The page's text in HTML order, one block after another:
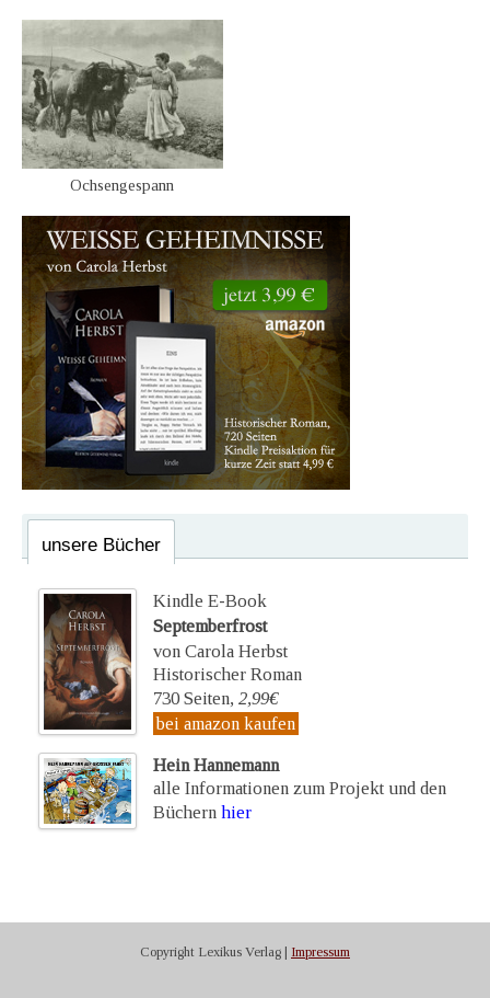
Ochsengespann
unsere Bücher
Kindle E-Book
Septemberfrost
von Carola Herbst
Historischer Roman
730 Seiten, 2,99€
bei amazon kaufen
Hein Hannemann
alle Informationen zum Projekt und den
Büchern hier
Copyright Lexikus Verlag | Impressum